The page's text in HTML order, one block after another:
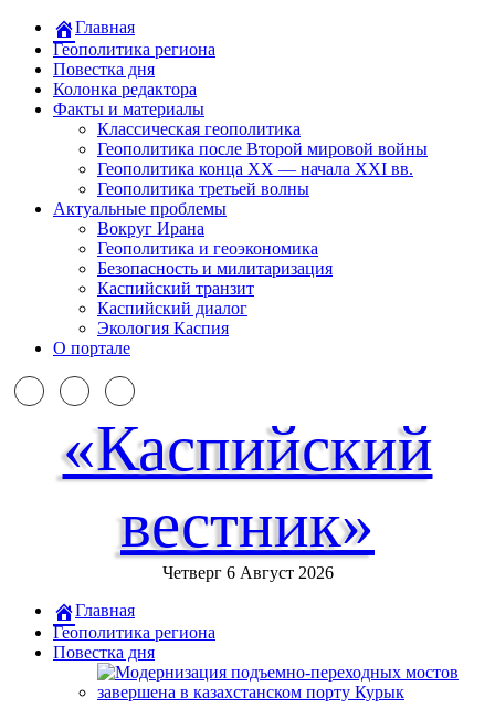
Главная
Геополитика региона
Повестка дня
Колонка редактора
Факты и материалы
Классическая геополитика
Геополитика после Второй мировой войны
Геополитика конца XX — начала XXI вв.
Геополитика третьей волны
Актуальные проблемы
Вокруг Ирана
Геополитика и геоэкономика
Безопасность и милитаризация
Каспийский транзит
Каспийский диалог
Экология Каспия
О портале
«Каспийский
вестник»
Четверг 6 Август 2026
Главная
Геополитика региона
Повестка дня